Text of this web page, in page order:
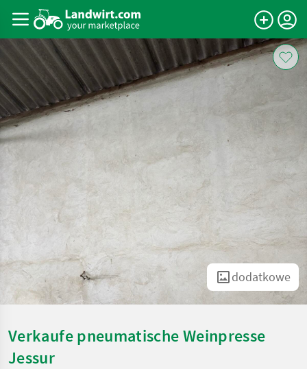
dodatkowe
Verkaufe pneumatische Weinpresse
Jessur